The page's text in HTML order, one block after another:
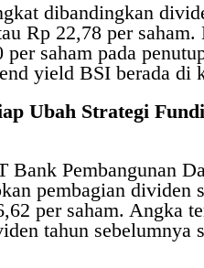
dibandingkan
Rp 22,78 per saham.
saham pada
yield BSI berada di
Ubah Strategi
Bank Pembangunan
pembagian dividen
per saham. Angka
tahun sebelumnya